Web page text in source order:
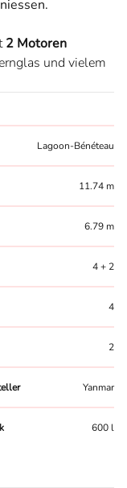
2 Motoren
und vielem
Lagoon-Bénéteau
11.74 m
6.79 m
4 + 2
4
2
Yanmar
600 l